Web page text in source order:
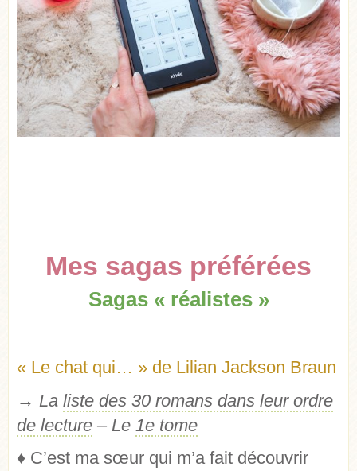
Mes sagas préférées
Sagas « réalistes »
« Le chat qui… » de Lilian Jackson Braun
→ La liste des 30 romans dans leur ordre
de lecture – Le 1e tome
♦ C’est ma sœur qui m’a fait découvrir